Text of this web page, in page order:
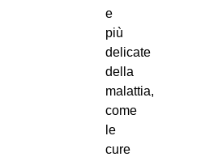
e
più
delicate
della
malattia,
come
le
cure